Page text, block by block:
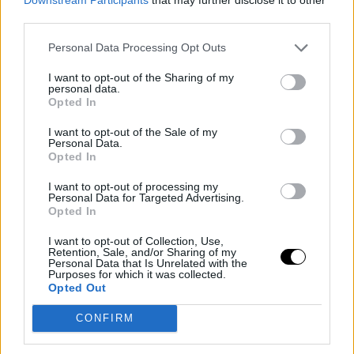
Personal Data Processing Opt Outs
I want to opt-out of the Sharing of my
personal data.
Opted In
I want to opt-out of the Sale of my
Personal Data.
Opted In
I want to opt-out of processing my
Personal Data for Targeted Advertising.
Opted In
I want to opt-out of Collection, Use,
Retention, Sale, and/or Sharing of my
Personal Data that Is Unrelated with the
Purposes for which it was collected.
Opted Out
CONFIRM
η φούστα που θα επιλέξεις θα είναι μίνι, συνδύασέ την με over-
the- knee boots και οπάκ καλσόν.
3) Αν την φορέσεις τις βραδινές ώρες σε κάποια έξοδό σου,
Το total black look θα αναβαθμίσει το στιλ σου.
4) Τα αξεσουάρ που ταιριάζουν σε μια κάπα θα ήταν καλό να
8 τρόποι να την συνδυάσεις
1) Με ένα πουκάμισο και ένα παντελόνι σε ίσια γραμμή. Preppy
και chic.